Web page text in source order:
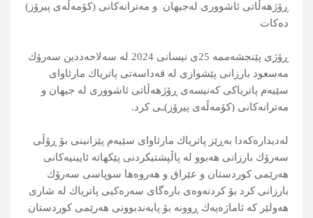
ڕۆژهەڵاتی ئاشووری لەجیهان و مەترانەكانی (كۆمەڵەی پیرۆز)
دەکات
ڕۆژی پێنجشەممە 25ی نیسانی 2024 لە سەلاحەددین سەرۆك
مەسعود بارزانی پێشوازی لە قەداسەتی پاتریاك مارئاوای
سێیەم پاتریاكی كەنیسەی ڕۆژهەڵاتی ئاشووری لە جیهان و
مەترانەكانی (كۆمەڵەی پیرۆز)ـی كرد.
لەدیدارەكەدا بەڕێز پاتریاك مارئاوای سێیەم پێزانینی بۆ ڕۆڵی
سەرۆك بارزانی هەبوو لە پاڵپشتیكردنی پێكهاتە ئایینیەكانی
هەرێمی كوردستان و عێراق و هەروەها سوپاسی سەرۆك
بارزانی كرد بۆ كردنەوەی بارەگای سەرەکیی پاتریاك لە شاری
هەولێر كە ئاماژەیەك ڕوونە بۆ پابەندبوونی هەرێمی كوردستان